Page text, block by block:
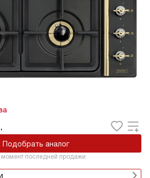
Подобрать аналог
момент последней продажи